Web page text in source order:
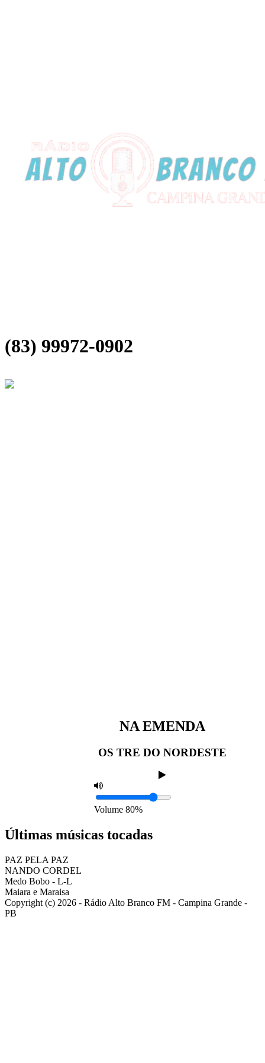
(83) 99972-0902
NA EMENDA
OS TRE DO NORDESTE
Volume 80%
Últimas músicas tocadas
PAZ PELA PAZ
NANDO CORDEL
Medo Bobo - L-L
Maiara e Maraisa
Copyright (c) 2026 - Rádio Alto Branco FM - Campina Grande -
PB